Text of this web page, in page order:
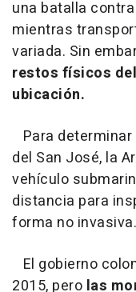
una batalla
mientras
variada. Sin
restos físicos
ubicación.
Para
del San José, la
vehículo
distancia para
forma no invasiva.
El gobierno
2015, pero las